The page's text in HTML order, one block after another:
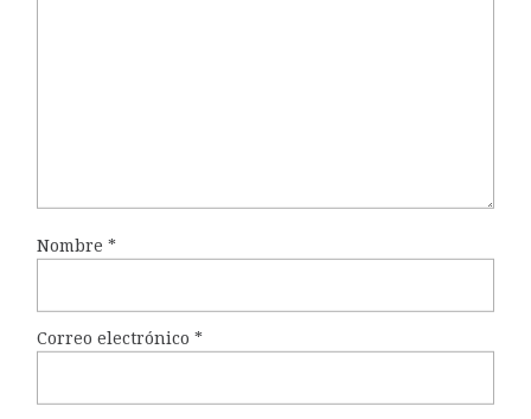
Nombre *
Correo electrónico *